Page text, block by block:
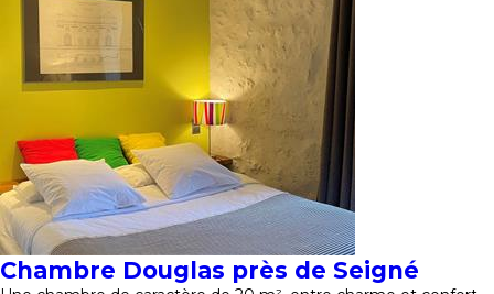
Chambre Douglas près de Seigné